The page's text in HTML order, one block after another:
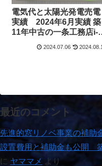
電気代と太陽光発電売電
実績 2024年6月実績 築
11年中古の一条工務店i-
2024.07.06
最近のコメント
先進的窓リノベ事業の補
設置費用と補助金も公開
に ヤママメより